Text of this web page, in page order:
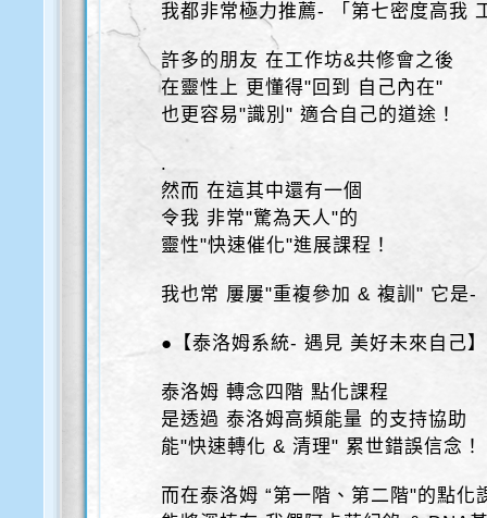
我都非常極力推薦- 「第七密度高我
許多的朋友 在工作坊&共修會之後
在靈性上 更懂得"回到 自己內在"
也更容易"識別" 適合自己的道途！
.
然而 在這其中還有一個
令我 非常"驚為天人"的
靈性"快速催化"進展課程！
我也常 屢屢"重複參加 & 複訓" 它是-
●【泰洛姆系統- 遇見 美好未來自己
泰洛姆 轉念四階 點化課程
是透過 泰洛姆高頻能量 的支持協助
能"快速轉化 & 清理" 累世錯誤信念！
而在泰洛姆 “第一階、第二階"的點化